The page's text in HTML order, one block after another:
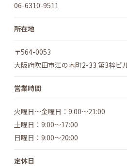
06-6310-9511
所在地
〒564-0053
大阪府吹田市江の木町2-33 第3梓ビ
営業時間
火曜日～金曜日：9:00～21:00
土曜日：9:00～17:00
日曜日：9:00～20:00
定休日